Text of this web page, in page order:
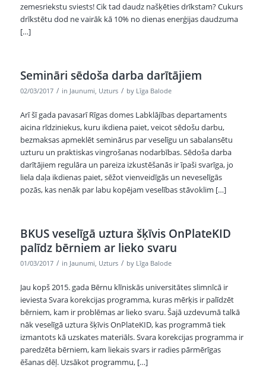
zemesriekstu sviests! Cik tad daudz našķēties drīkstam? Cukurs
drīkstētu dod ne vairāk kā 10% no dienas enerģijas daudzuma
[…]
Semināri sēdoša darba darītājiem
02/03/2017 / in Jaunumi Uzturs / by Līga Balode
Arī šī gada pavasarī Rīgas domes Labklājības departaments
aicina rīdziniekus, kuru ikdiena paiet, veicot sēdošu darbu,
bezmaksas apmeklēt seminārus par veselīgu un sabalansētu
uzturu un praktiskas vingrošanas nodarbības. Sēdoša darba
darītājiem regulāra un pareiza izkustēšanās ir īpaši svarīga, jo
liela daļa ikdienas paiet, sēžot vienveidīgās un neveselīgās
pozās, kas nenāk par labu kopējam veselības stāvoklim […]
BKUS veselīgā uztura šķīvis OnPlateKID
palīdz bērniem ar lieko svaru
01/03/2017 / in Jaunumi Uzturs / by Līga Balode
Jau kopš 2015. gada Bērnu klīniskās universitātes slimnīcā ir
ieviesta Svara korekcijas programma, kuras mērķis ir palīdzēt
bērniem, kam ir problēmas ar lieko svaru. Šajā uzdevumā talkā
nāk veselīgā uztura šķīvis OnPlateKID, kas programmā tiek
izmantots kā uzskates materiāls. Svara korekcijas programma ir
paredzēta bērniem, kam liekais svars ir radies pārmērīgas
ēšanas dēļ. Uzsākot programmu, […]